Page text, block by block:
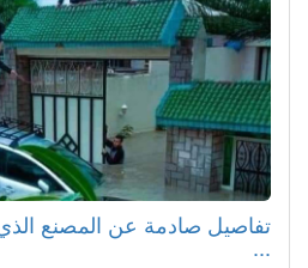
تفاصيل صادمة عن المصنع
...